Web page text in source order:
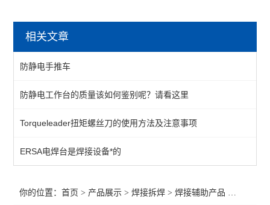
吸锡线
QUICK吸烟仪
恒温热风机
返修产品
电焊台
相关文章
防静电手推车
防静电工作台的质量该如何鉴别呢？请看这里
Torqueleader扭矩螺丝刀的使用方法及注意事项
ERSA电焊台是焊接设备*的
你的位置：首页 > 产品展示 >焊接拆焊 >焊接辅助产品